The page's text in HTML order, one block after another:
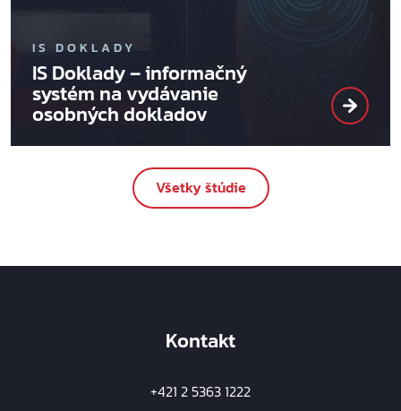
IS DOKLADY
IS Doklady – informačný
systém na vydávanie
osobných dokladov
Všetky štúdie
Kontakt
+421 2 5363 1222